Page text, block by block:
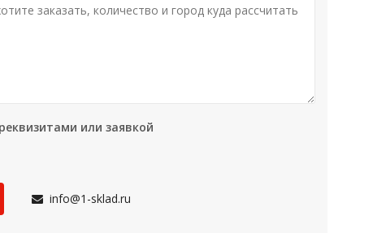
или заявкой
info@1-sklad.ru